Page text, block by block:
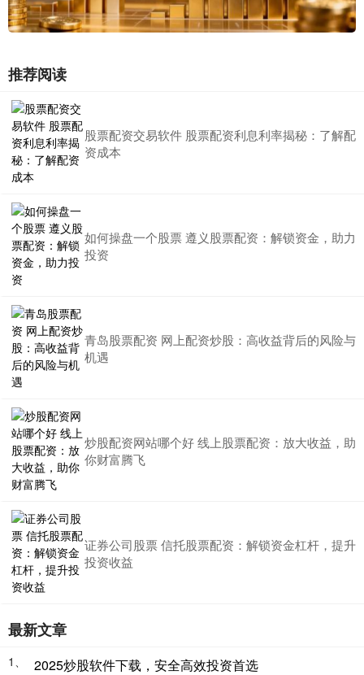
推荐阅读
股票配资交易软件 股票配资利息利率揭秘：了解配
资成本
如何操盘一个股票 遵义股票配资：解锁资金，助力
投资
青岛股票配资 网上配资炒股：高收益背后的风险与
机遇
炒股配资网站哪个好 线上股票配资：放大收益，助
你财富腾飞
证券公司股票 信托股票配资：解锁资金杠杆，提升
投资收益
最新文章
1、 2025炒股软件下载，安全高效投资首选